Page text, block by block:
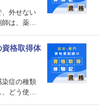
、外せない
師は、薬剤
ました。薬
がん医療に
て一目置
資格取得体
染症の種類
どう使っ